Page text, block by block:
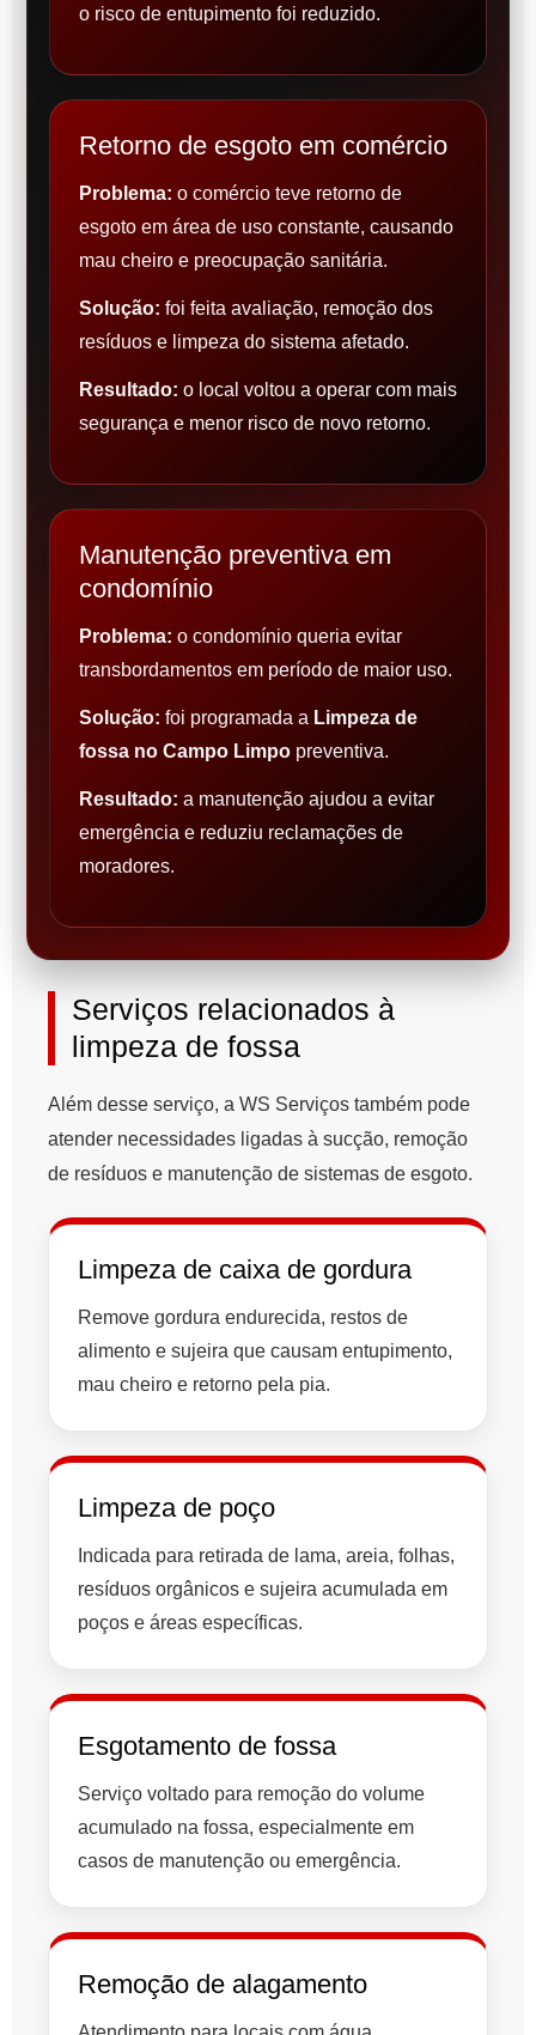
o risco de entupimento foi reduzido.
Retorno de esgoto em comércio
Problema: o comércio teve retorno de
esgoto em área de uso constante, causando
mau cheiro e preocupação sanitária.
Solução: foi feita avaliação, remoção dos
resíduos e limpeza do sistema afetado.
Resultado: o local voltou a operar com mais
segurança e menor risco de novo retorno.
Manutenção preventiva em
condomínio
Problema: o condomínio queria evitar
transbordamentos em período de maior uso.
Solução: foi programada a Limpeza de
fossa no Campo Limpo preventiva.
Resultado: a manutenção ajudou a evitar
emergência e reduziu reclamações de
moradores.
Serviços relacionados à
limpeza de fossa
Além desse serviço, a WS Serviços também pode
atender necessidades ligadas à sucção, remoção
de resíduos e manutenção de sistemas de esgoto.
Limpeza de caixa de gordura
Remove gordura endurecida, restos de
alimento e sujeira que causam entupimento,
mau cheiro e retorno pela pia.
Limpeza de poço
Indicada para retirada de lama, areia, folhas,
resíduos orgânicos e sujeira acumulada em
poços e áreas específicas.
Esgotamento de fossa
Serviço voltado para remoção do volume
acumulado na fossa, especialmente em
casos de manutenção ou emergência.
Remoção de alagamento